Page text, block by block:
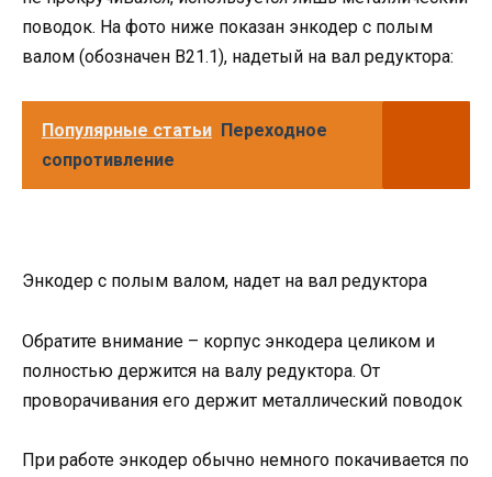
поводок. На фото ниже показан энкодер с полым
валом (обозначен В21.1), надетый на вал редуктора:
Популярные статьи Переходное
сопротивление
Энкодер с полым валом, надет на вал редуктора
Обратите внимание – корпус энкодера целиком и
полностью держится на валу редуктора. От
проворачивания его держит металлический поводок
При работе энкодер обычно немного покачивается по